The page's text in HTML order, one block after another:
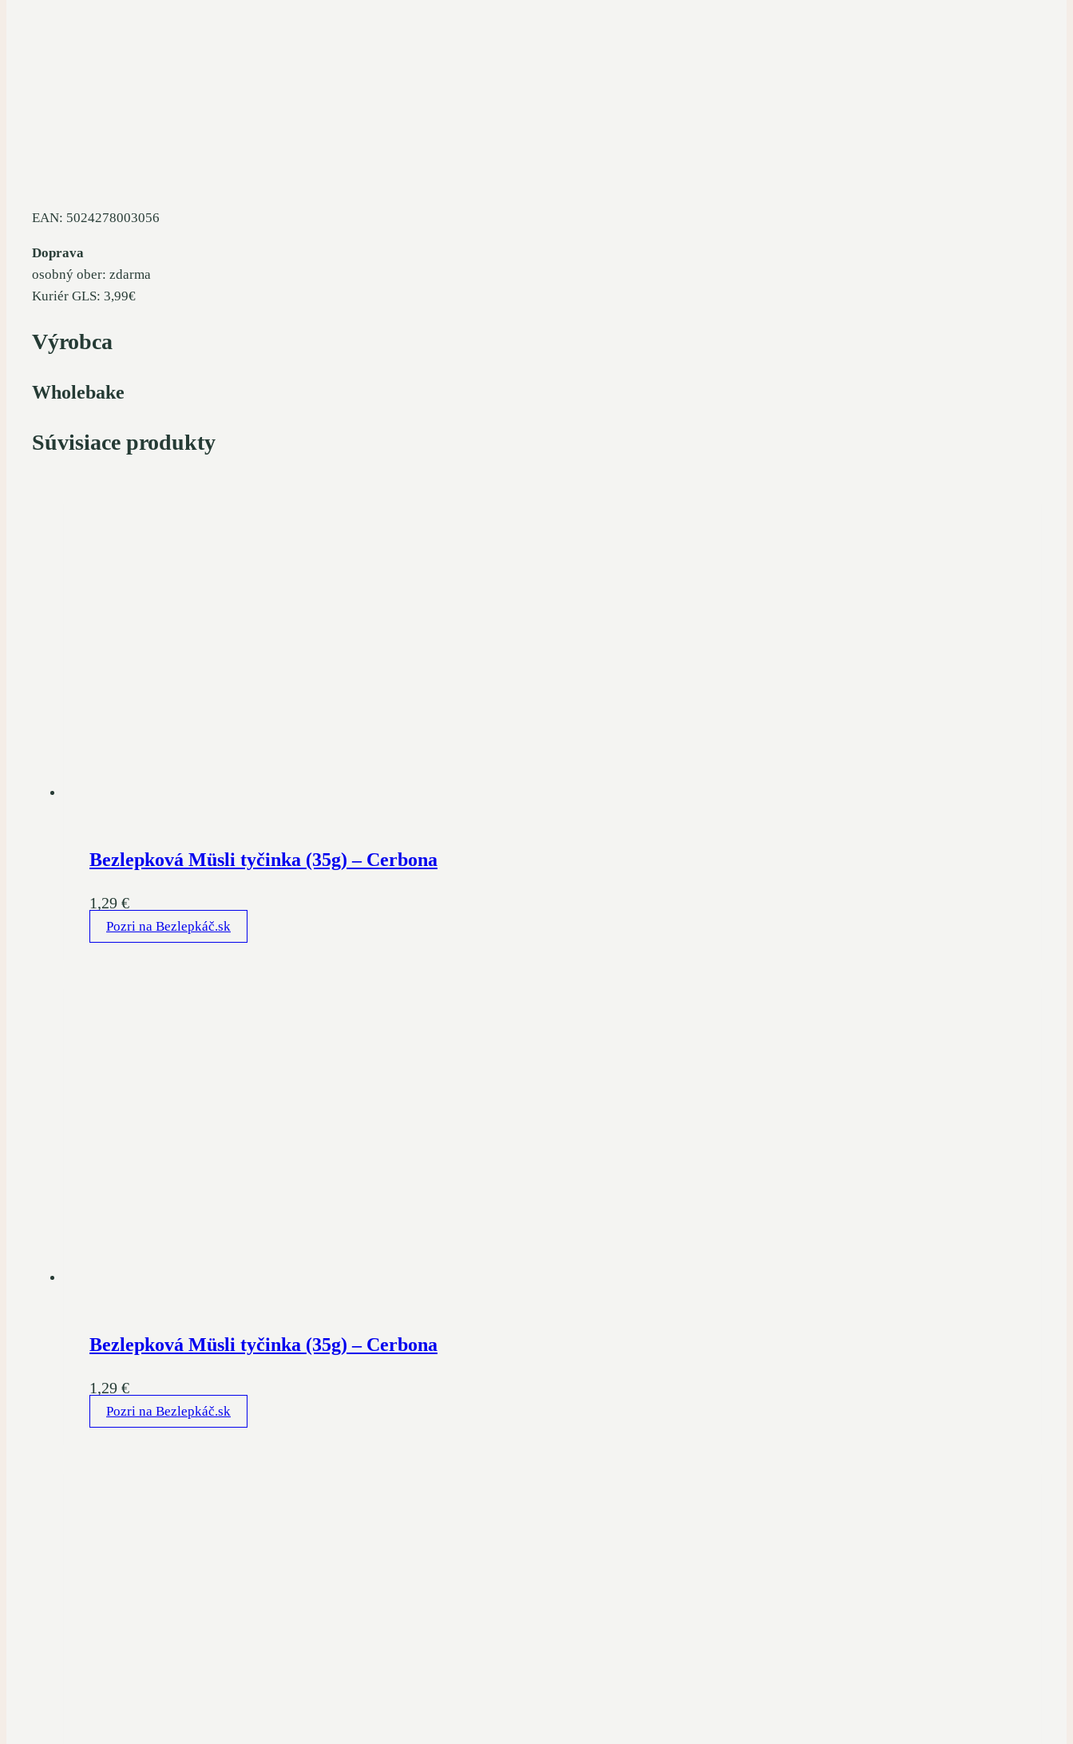
EAN: 5024278003056
Doprava
osobný ober: zdarma
Kuriér GLS: 3,99€
Výrobca
Wholebake
Súvisiace produkty
Bezlepková Müsli tyčinka (35g) – Cerbona
1,29 €
Pozri na Bezlepkáč.sk
Bezlepková Müsli tyčinka (35g) – Cerbona
1,29 €
Pozri na Bezlepkáč.sk